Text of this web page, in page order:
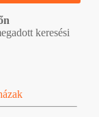
keresési